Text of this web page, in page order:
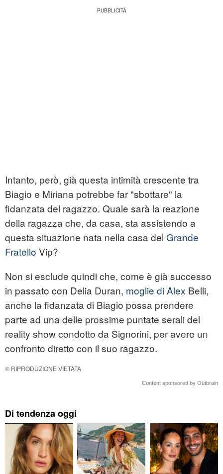
Intanto, però, già questa intimità crescente tra
Biagio e Miriana potrebbe far "sbottare" la
fidanzata del ragazzo. Quale sarà la reazione
della ragazza che, da casa, sta assistendo a
questa situazione nata nella casa del Grande
Fratello Vip?
Non si esclude quindi che, come è già successo
in passato con Delia Duran, moglie di Alex Belli,
anche la fidanzata di Biagio possa prendere
parte ad una delle prossime puntate serali del
reality show condotto da Signorini, per avere un
confronto diretto con il suo ragazzo.
© RIPRODUZIONE VIETATA
Content sponsored by Outbrain
Di tendenza oggi